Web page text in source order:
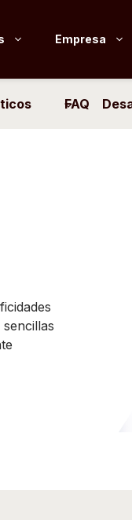
Empresa
FAQ